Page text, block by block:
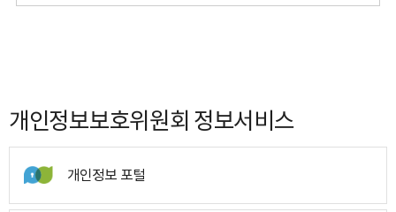
개인정보보호위원회 정보서비스
개인정보 포털